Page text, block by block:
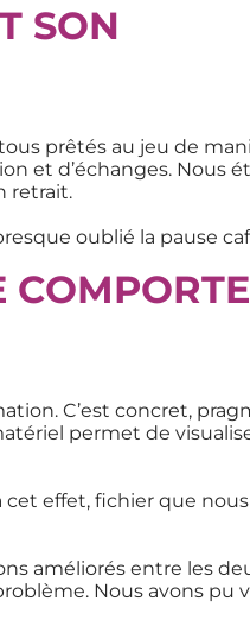
SON
prêtés au jeu de
et d’échanges. Nous
retrait.
oublié la pause
C’est concret,
permet de
cet effet, fichier que
améliorés entre les
Nous avons pu